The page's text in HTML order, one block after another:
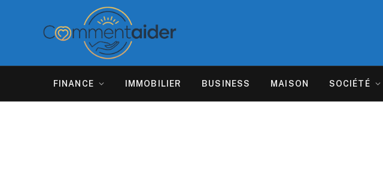
FINANCE IMMOBILIER BUSINESS MAISON SOCIÉTÉ